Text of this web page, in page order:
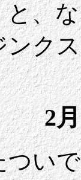
、
ク
2
い